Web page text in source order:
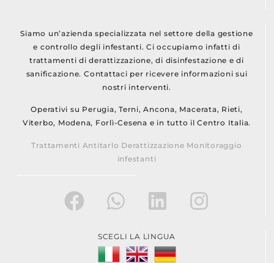
Siamo un’azienda specializzata nel settore della gestione
e controllo degli infestanti. Ci occupiamo infatti di
trattamenti di derattizzazione, di disinfestazione e di
sanificazione. Contattaci per ricevere informazioni sui
nostri interventi.
Operativi su Perugia, Terni, Ancona, Macerata, Rieti,
Viterbo, Modena, Forlì-Cesena e in tutto il Centro Italia.
Trattamenti Antitarlo Derattizzazione Monitoraggio
infestanti
SCEGLI LA LINGUA